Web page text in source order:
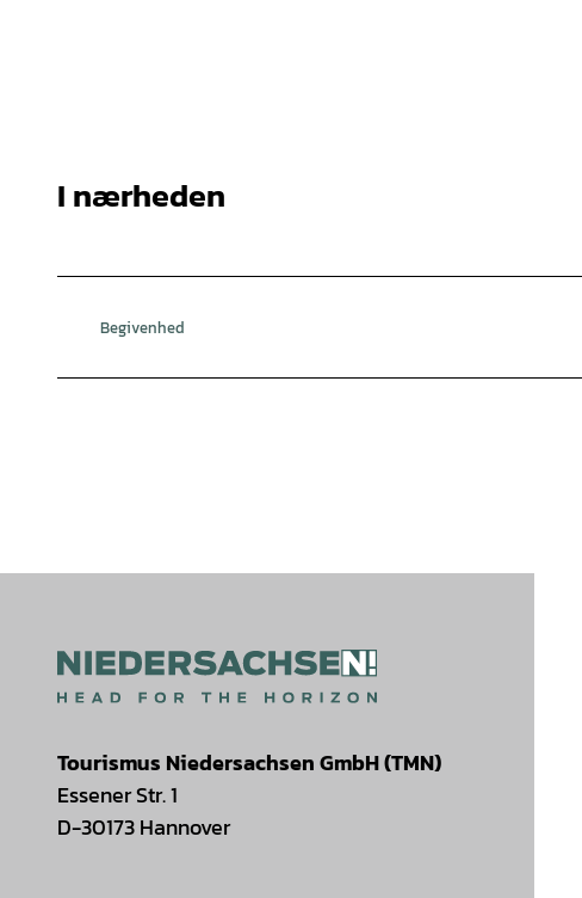
I nærheden
Begivenhed
Tourismus Niedersachsen GmbH (TMN)
Essener Str. 1
D-30173 Hannover